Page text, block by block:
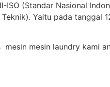
ISO (Standar Nasional
Yaitu pada tanggal
mesin laundry kami